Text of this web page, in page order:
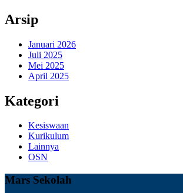
Arsip
Januari 2026
Juli 2025
Mei 2025
April 2025
Kategori
Kesiswaan
Kurikulum
Lainnya
OSN
Mars Sekolah